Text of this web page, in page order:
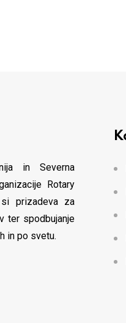
in Severna
Rotary
prizadeva za
ter spodbujanje
in po svetu.